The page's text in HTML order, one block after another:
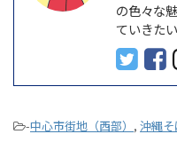
の色々な
ていきた
-中心市街地（西部） , 沖縄そ